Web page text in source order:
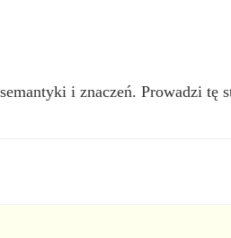
i znaczeń. Prowadzi tę